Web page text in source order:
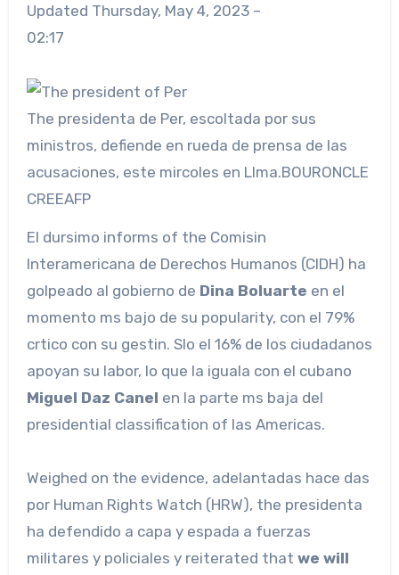
Updated Thursday, May 4, 2023 –
02:17
The presidenta de Per, escoltada por sus
ministros, defiende en rueda de prensa de las
acusaciones, este mircoles en LIma.BOURONCLE
CREEAFP
El dursimo informs of the Comisin
Interamericana de Derechos Humanos (CIDH) ha
golpeado al gobierno de Dina Boluarte en el
momento ms bajo de su popularity, con el 79%
crtico con su gestin. Slo el 16% de los ciudadanos
apoyan su labor, lo que la iguala con el cubano
Miguel Daz Canel en la parte ms baja del
presidential classification of las Americas.
Weighed on the evidence, adelantadas hace das
por Human Rights Watch (HRW), the presidenta
ha defendido a capa y espada a fuerzas
militares y policiales y reiterated that we will